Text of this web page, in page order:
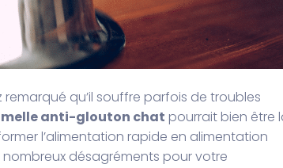
qu’il souffre parfois de troubles
anti-glouton chat pourrait bien être
l’alimentation rapide en alimentation
désagréments pour votre